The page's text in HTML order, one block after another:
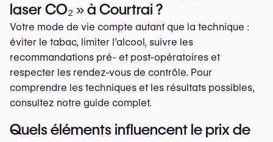
laser CO₂ » à Courtrai ?
Votre mode de vie compte autant que la technique :
éviter le tabac, limiter l’alcool, suivre les
recommandations pré- et post-opératoires et
respecter les rendez-vous de contrôle. Pour
comprendre les techniques et les résultats possibles,
consultez notre guide complet.
Quels éléments influencent le prix de